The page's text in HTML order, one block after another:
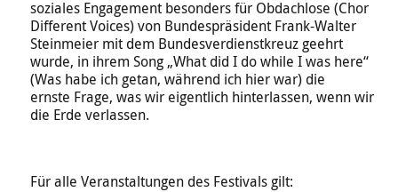
soziales Engagement besonders für Obdachlose (Chor
Different Voices) von Bundespräsident Frank-Walter
Steinmeier mit dem Bundesverdienstkreuz geehrt
wurde, in ihrem Song „What did I do while I was here“
(Was habe ich getan, während ich hier war) die
ernste Frage, was wir eigentlich hinterlassen, wenn wir
die Erde verlassen.
Für alle Veranstaltungen des Festivals gilt: